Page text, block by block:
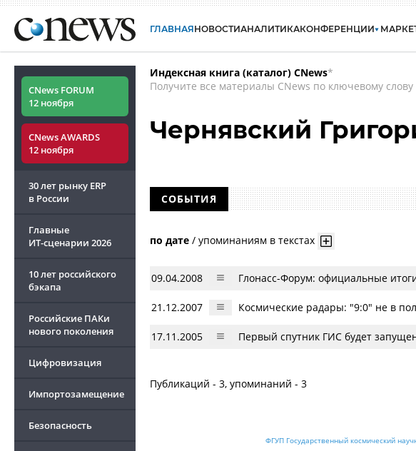
ГЛАВНАЯНОВОСТИАНАЛИТИКАКОНФЕРЕНЦИИ
CNews FORUM
12 ноября
CNews AWARDS
12 ноября
30 лет рынку ERP
в России
Главные
ИТ-сценарии 2026
10 лет российского
бэкапа
Российские ПАКи
нового поколения
Цифровизация
Импортозамещение
Безопасность
Индексная книга (каталог) CNews*
Получите все материалы CNews по ключевому слову
Чернявский
СОБЫТИЯ
по дате / упоминаниям в текстах
09.04.2008 Глонасс-Форум: официальные
21.12.2007 Космические радары: "9:0" не в
17.11.2005 Первый спутник ГИС будет
Публикаций - 3, упоминаний - 3
ФГУП Государственный космический